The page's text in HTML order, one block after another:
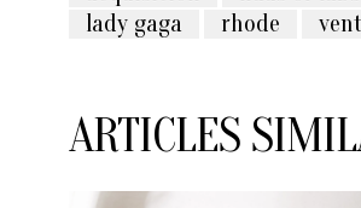
lady gaga
rhode
ARTICLES